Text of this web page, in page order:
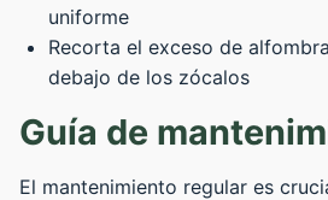
uniforme
Recorta el exceso de
debajo de los zócalos
Guía de
El mantenimiento regular es